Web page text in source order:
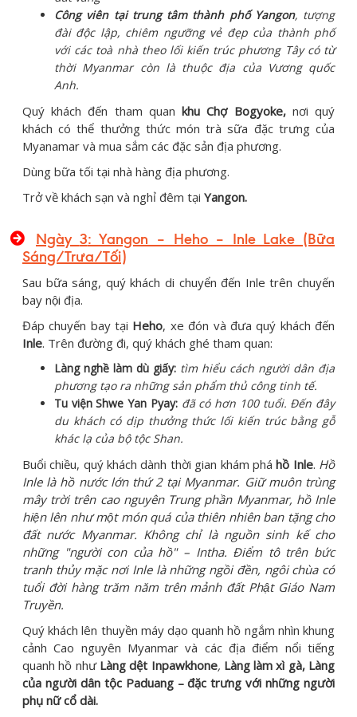
Công viên tại trung tâm thành phố Yangon, tượng
đài độc lập, chiêm ngưỡng vẻ đẹp của thành phố
với các toà nhà theo lối kiến trúc phương Tây có từ
thời Myanmar còn là thuộc địa của Vương quốc
Anh.
Quý khách đến tham quan khu Chợ Bogyoke, nơi quý
khách có thể thưởng thức món trà sữa đặc trưng của
Myanamar và mua sắm các đặc sản địa phương.
Dùng bữa tối tại nhà hàng địa phương.
Trở về khách sạn và nghỉ đêm tại Yangon.
Ngày 3: Yangon – Heho – Inle Lake (Bữa
Sáng/Trưa/Tối)
Sau bữa sáng, quý khách di chuyển đến Inle trên chuyến
bay nội địa.
Đáp chuyến bay tại Heho, xe đón và đưa quý khách đến
Inle. Trên đường đi, quý khách ghé tham quan:
Làng nghề làm dù giấy: tìm hiểu cách người dân địa
phương tạo ra những sản phẩm thủ công tinh tế.
Tu viện Shwe Yan Pyay: đã có hơn 100 tuổi. Ðến đây
du khách có dịp thưởng thức lối kiến trúc bằng gỗ
khác lạ của bộ tộc Shan.
Buổi chiều, quý khách dành thời gian khám pháhồ Inle. Hồ
Inle là hồ nước lớn thứ 2 tại Myanmar. Giữ muôn trùng
mây trời trên cao nguyên Trung phần Myanmar, hồ Inle
hiện lên như một món quá của thiên nhiên ban tặng cho
đất nước Myanmar. Không chỉ là nguồn sinh kế cho
những "người con của hồ" – Intha. Điểm tô trên bức
tranh thủy mặc nơi Inle là những ngồi đền, ngôi chùa có
tuổi đời hàng trăm năm trên mảnh đất Phật Giáo Nam
Truyền.
Quý khách lên thuyền máy dạo quanh hồ ngắm nhìn khung
cảnh Cao nguyên Myanmar và các địa điểm nổi tiếng
quanh hồ như Làng dệt Inpawkhone, Làng làm xì gà, Làng
của người dân tộc Paduang – đặc trưng với những người
phụ nữ cổ dài.